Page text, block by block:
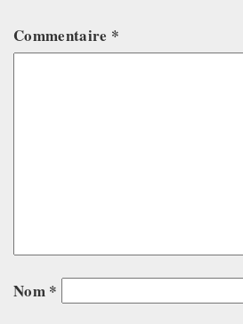
Commentaire *
Nom *